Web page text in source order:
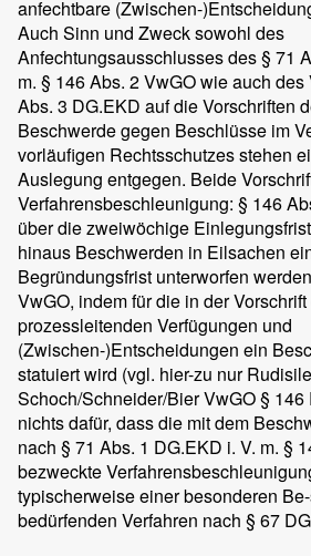
anfechtbare (Zwischen-
Auch Sinn und Zweck sowohl des
Anfechtungsausschlusses des § 71
m. § 146 Abs. 2 VwGO wie auch des
Abs. 3 DG.EKD auf die Vorschriften
Beschwerde gegen Beschlüsse im
vorläufigen Rechtsschutzes stehen
Auslegung entgegen. Beide
Verfahrensbeschleunigung: § 146
über die zweiwöchige
hinaus Beschwerden in Eilsachen
Begründungsfrist unterworfen
VwGO, indem für die in der
prozessleitenden Verfügungen und
(Zwischen-)Entscheidungen ein
statuiert wird (vgl. hier-zu nur
Schoch/Schneider/Bier VwGO § 146
nichts dafür, dass die mit dem
nach § 71 Abs. 1 DG.EKD i. V. m. §
bezweckte
typischerweise einer besonderen
bedürfenden Verfahren nach § 67